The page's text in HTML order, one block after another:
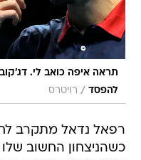
תראה איפה כואב לי.
להפסד / רויטרס
רפאל נדאל מתקרב
כשהניצחון החשוב